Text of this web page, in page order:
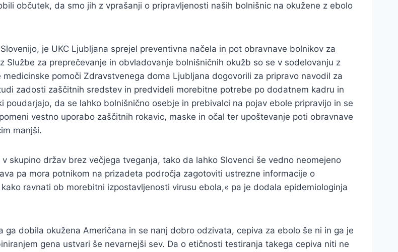
občutek, da smo jih z vprašanji o pripravljenosti naših bolnišnic na okužene z ebolo
je UKC Ljubljana sprejel preventivna načela in pot obravnave bolnikov za
za preprečevanje in obvladovanje bolnišničnih okužb so se v sodelovanju z
pomoči Zdravstvenega doma Ljubljana dogovorili za pripravo navodil za
zadosti zaščitnih sredstev in predvideli morebitne potrebe po dodatnem kadru in
poudarjajo, da se lahko bolnišnično osebje in prebivalci na pojav ebole pripravijo in se
vestno uporabo zaščitnih rokavic, maske in očal ter upoštevanje poti obravnave
manjši.
skupino držav brez večjega tveganja, tako da lahko Slovenci še vedno neomejeno
pa mora potnikom na prizadeta področja zagotoviti ustrezne informacije o
ravnati ob morebitni izpostavljenosti virusu ebola,« pa je dodala epidemiologinja
ga dobila okužena Američana in se nanj dobro odzivata, cepiva za ebolo še ni in ga je
gena ustvari še nevarnejši sev. Da o etičnosti testiranja takega cepiva niti ne